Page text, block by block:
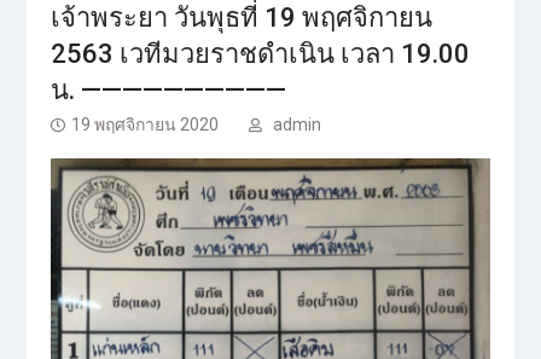
เจ้าพระยา วันพุธที่ 19 พฤศจิกายน
2563 เวทีมวยราชดำเนิน เวลา 19.00
น. ——————————
19 พฤศจิกายน 2020 admin